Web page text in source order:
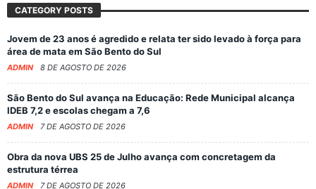
CATEGORY POSTS
Jovem de 23 anos é agredido e relata ter sido levado à força para
área de mata em São Bento do Sul
ADMIN 8 DE AGOSTO DE 2026
São Bento do Sul avança na Educação: Rede Municipal alcança
IDEB 7,2 e escolas chegam a 7,6
ADMIN 7 DE AGOSTO DE 2026
Obra da nova UBS 25 de Julho avança com concretagem da
estrutura térrea
ADMIN 7 DE AGOSTO DE 2026